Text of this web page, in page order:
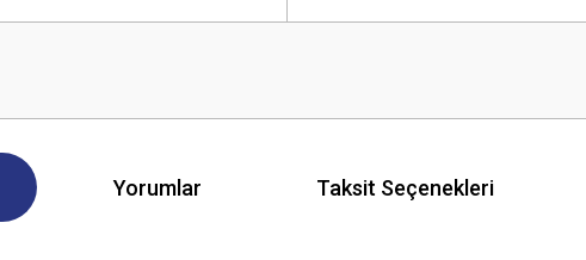
Yorumlar Taksit Seçenekleri